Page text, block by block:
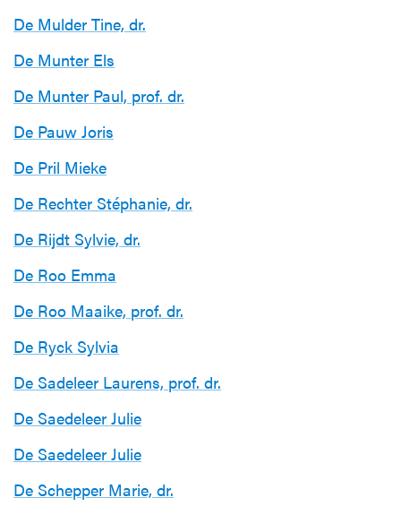
De Mulder Tine, dr.
De Munter Els
De Munter Paul, prof. dr.
De Pauw Joris
De Pril Mieke
De Rechter Stéphanie, dr.
De Rijdt Sylvie, dr.
De Roo Emma
De Roo Maaike, prof. dr.
De Ryck Sylvia
De Sadeleer Laurens, prof. dr.
De Saedeleer Julie
De Saedeleer Julie
De Schepper Marie, dr.